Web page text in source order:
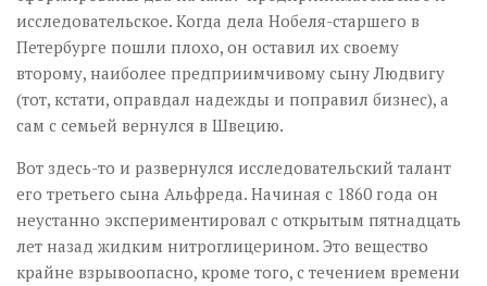
исследовательское. Когда дела Нобеля-старшего в
Петербурге пошли плохо, он оставил их своему
второму, наиболее предприимчивому сыну Людвигу
(тот, кстати, оправдал надежды и поправил бизнес), а
сам с семьей вернулся в Швецию.
Вот здесь-то и развернулся исследовательский талант
его третьего сына Альфреда. Начиная с 1860 года он
неустанно экспериментировал с открытым пятнадцать
лет назад жидким нитроглицерином. Это вещество
крайне взрывоопасно, кроме того, с течением времени